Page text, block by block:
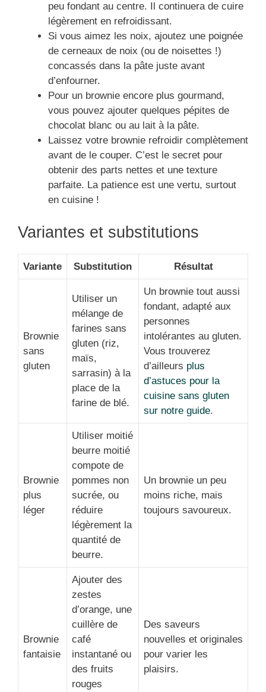
peu fondant au centre. Il continuera de cuire
légèrement en refroidissant.
Si vous aimez les noix, ajoutez une poignée
de cerneaux de noix (ou de noisettes !)
concassés dans la pâte juste avant
d’enfourner.
Pour un brownie encore plus gourmand,
vous pouvez ajouter quelques pépites de
chocolat blanc ou au lait à la pâte.
Laissez votre brownie refroidir complètement
avant de le couper. C’est le secret pour
obtenir des parts nettes et une texture
parfaite. La patience est une vertu, surtout
en cuisine !
Variantes et substitutions
Variante Substitution Résultat
Brownie
sans
gluten
Utiliser un
mélange de
farines sans
gluten (riz,
maïs,
sarrasin) à la
place de la
farine de blé.
Un brownie tout aussi
fondant, adapté aux
personnes
intolérantes au gluten.
Vous trouverez
d’ailleurs plus
d’astuces pour la
cuisine sans gluten
sur notre guide.
Brownie
plus
léger
Utiliser moitié
beurre moitié
compote de
pommes non
sucrée, ou
réduire
légèrement la
quantité de
beurre.
Un brownie un peu
moins riche, mais
toujours savoureux.
Brownie
fantaisie
Ajouter des
zestes
d’orange, une
cuillère de
café
instantané ou
des fruits
rouges
Des saveurs
nouvelles et originales
pour varier les
plaisirs.